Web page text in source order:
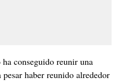
conseguido reunir una
haber reunido alrededor